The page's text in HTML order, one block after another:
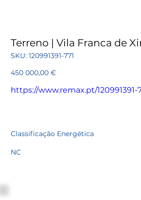
Terreno | Vila Franca de
SKU: SKU
120991391-
120991391-771
Preço
450 000,00 €
https://www.remax.pt/120991391-
Classificação Energética
NC